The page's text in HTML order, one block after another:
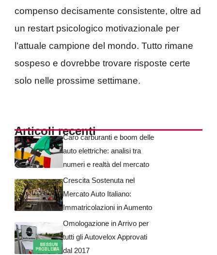
compenso decisamente consistente, oltre ad
un restart psicologico motivazionale per
l’attuale campione del mondo. Tutto rimane
sospeso e dovrebbe trovare risposte certe
solo nelle prossime settimane.
Articoli recentiCaro carburanti e boom delle
auto elettriche: analisi tra
numeri e realtà del mercato
Crescita Sostenuta nel
Mercato Auto Italiano:
Immatricolazioni in Aumento
Omologazione in Arrivo per
tutti gli Autovelox Approvati
dal 2017